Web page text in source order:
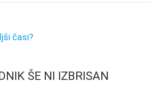
ŠE NI IZBRISAN